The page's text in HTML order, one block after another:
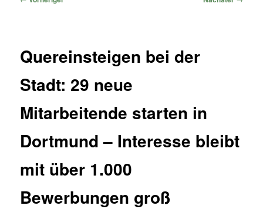
Quereinsteigen bei der
Stadt: 29 neue
Mitarbeitende starten in
Dortmund – Interesse bleibt
mit über 1.000
Bewerbungen groß